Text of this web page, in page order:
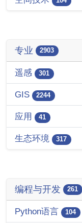
专业 2903
遥感 301
GIS 2244
应用 41
生态环境 317
编程与开发 261
Python语言 104